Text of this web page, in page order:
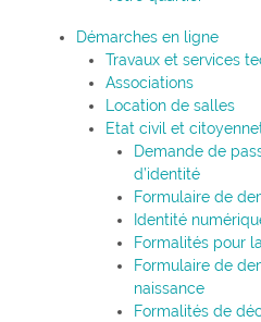
Démarches en ligne
Travaux et services
Associations
Location de salles
Etat civil et
Demande de
d’identité
Formulaire de
Identité
Formalités pour
Formulaire de
naissance
Formalités de